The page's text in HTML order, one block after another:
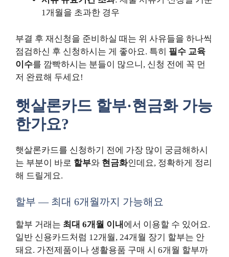
1개월을 초과한 경우
부결 후 재신청을 준비하실 때는 위 사유들을 하나씩
점검하신 후 신청하시는 게 좋아요. 특히 필수 교육
이수를 깜빡하시는 분들이 많으니, 신청 전에 꼭 먼
저 완료해 두세요!
햇살론카드 할부·현금화 가능
한가요?
햇살론카드를 신청하기 전에 가장 많이 궁금해하시
는 부분이 바로 할부와 현금화인데요, 정확하게 정리
해 드릴게요.
할부 — 최대 6개월까지 가능해요
할부 거래는 최대 6개월 이내 에서 이용할 수 있어요.
일반 신용카드처럼 12개월, 24개월 장기 할부는 안
돼요. 가전제품이나 생활용품 구매 시 6개월 할부까